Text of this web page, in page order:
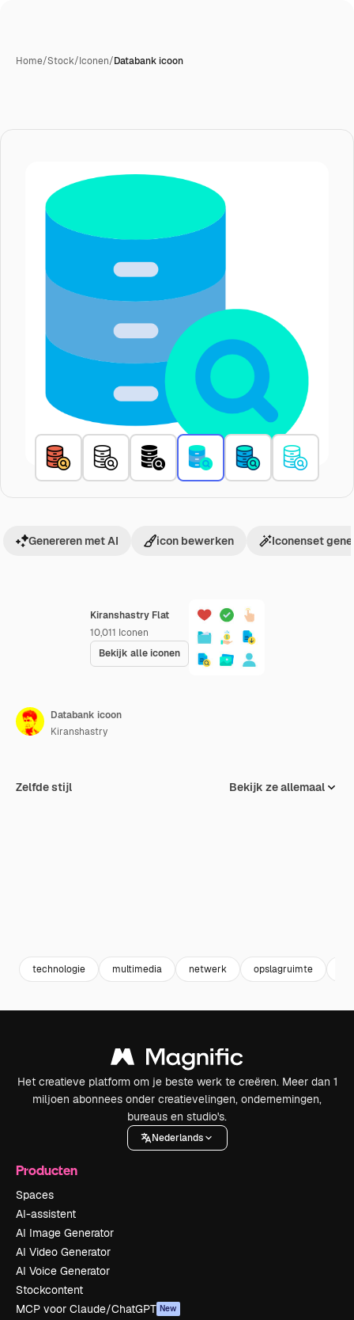
Home/Stock/Iconen/Databank icoon
Kiranshastry Flat
10,011 Iconen
Bekijk alle iconen
Genereren met AI icon bewerken Iconenset
Databank icoon
Kiranshastry
Zelfde stijl Bekijk ze allemaal
technologie multimedia netwerk opslagruimte
Het creatieve platform om je beste werk te creëren. Meer dan 1
miljoen abonnees onder creatievelingen, ondernemingen,
bureaus en studio's.
Nederlands
Producten
Spaces
AI-assistent
AI Image Generator
AI Video Generator
AI Voice Generator
Stockcontent
MCP voor Claude/ChatGPT New